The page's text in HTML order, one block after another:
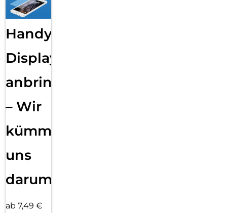
Handy
Displayfolie
anbringen
– Wir
kümmern
uns
darum!
ab 7,49 €